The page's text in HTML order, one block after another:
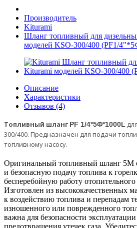
Производитель
Kiturami
Шланг топливный для
моделей KSO-300/400 (PF1/
Описание
Характеристики
Отзывов (4)
Топливный шланг PF 1/4*5Φ*1000L
300/400. Предназначен для подачи
топливному насосу.
Оригинальный топливный шланг 5M
и безопасную подачу топлива к
бесперебойную работу
Изготовлен из высококачественных
к воздействию топлива и перепадам
изношенного или поврежденного
важна для безопасности эксплуатации
предотвращения утечек газа.